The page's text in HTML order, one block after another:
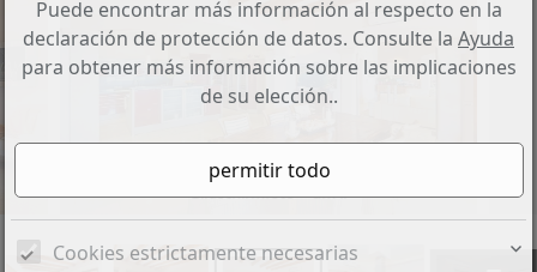
Bildschirmfoto -- um ..
Puede encontrar más información al respecto en la
declaración de protección de datos. Consulte la Ayuda
para obtener más información sobre las implicaciones
de su elección..
Cookies estrictamente necesarias